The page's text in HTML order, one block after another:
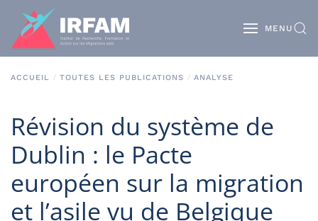
MENU
ACCUEIL TOUTES LES PUBLICATIONS ANALYSE
Révision du système de
Dublin : le Pacte
européen sur la migration
et l’asile vu de Belgique